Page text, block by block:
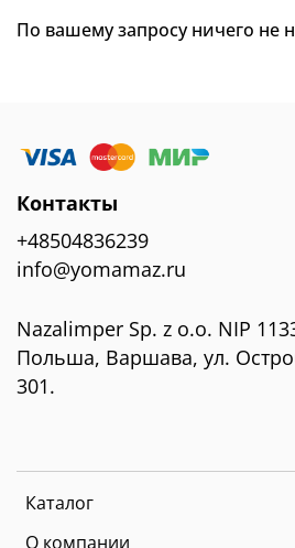
По вашему запросу ничего не
Каталог
О компании
Контакты
+48504836239
info@yomamaz.ru
Nazalimper Sp. z o.o. NIP
Польша, Варшава, ул.
301.